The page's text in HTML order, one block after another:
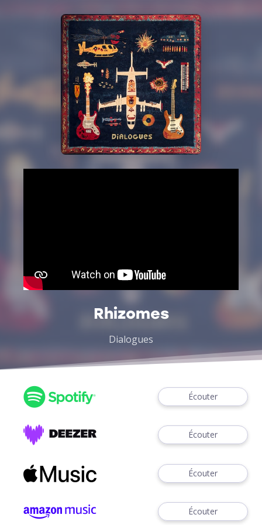
Rhizomes
Dialogues
Écouter
Écouter
Écouter
Écouter